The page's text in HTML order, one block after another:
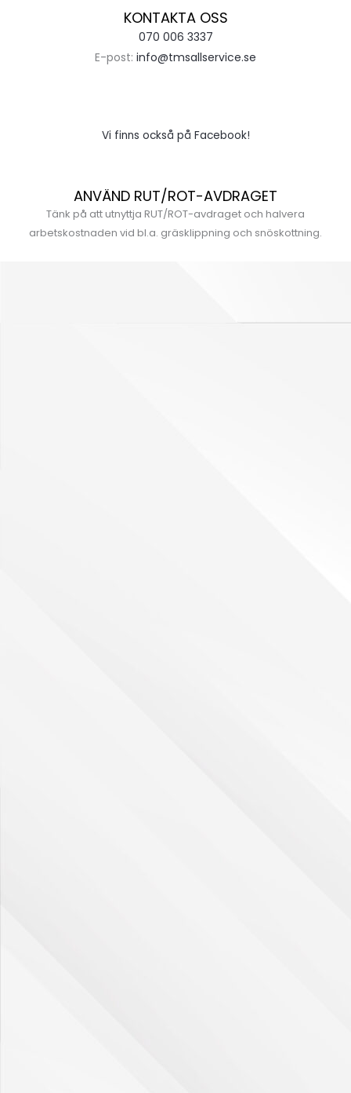
KONTAKTA OSS
070 006 3337
E-post: info@tmsallservice.se
Vi finns också på Facebook!
ANVÄND RUT/ROT-AVDRAGET
Tänk på att utnyttja RUT/ROT-avdraget och halvera
arbetskostnaden vid bl.a. gräsklippning och snöskottning.